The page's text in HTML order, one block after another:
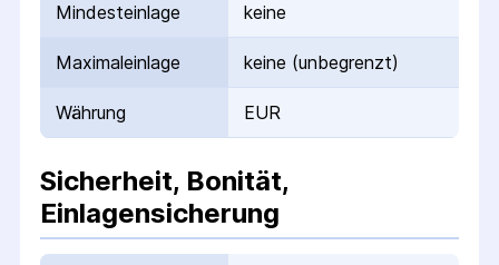
Mindesteinlage keine
Maximaleinlage keine (unbegrenzt)
Währung EUR
Sicherheit, Bonität,
Einlagensicherung